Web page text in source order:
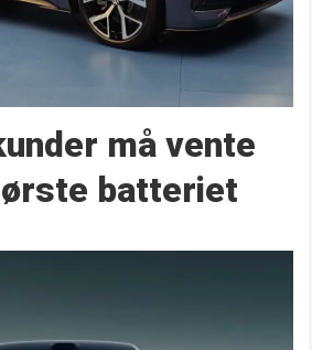
må vente
batteriet